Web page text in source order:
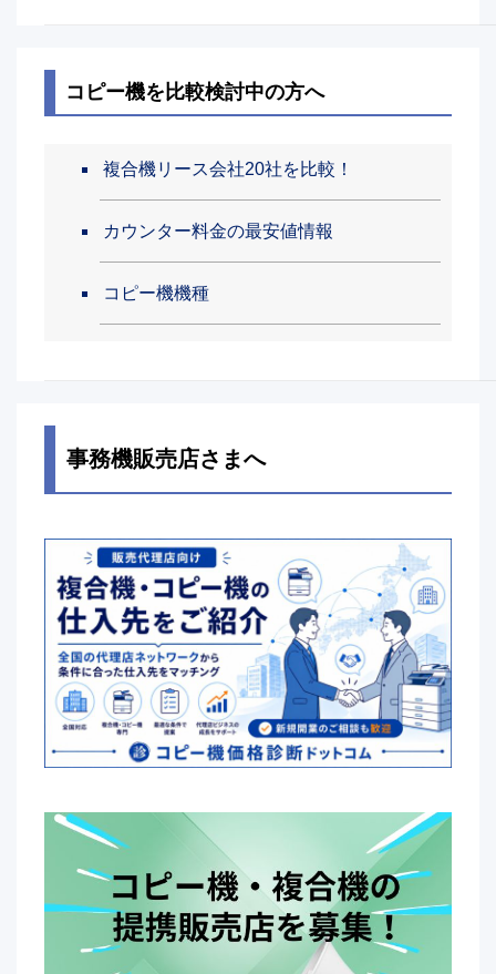
コピー機を比較検討中の方へ
複合機リース会社20社を比較！
カウンター料金の最安値情報
コピー機機種
事務機販売店さまへ